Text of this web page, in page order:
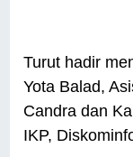
Turut hadir
Yota Balad,
Candra dan
IKP,